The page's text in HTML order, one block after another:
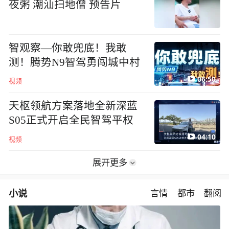
夜粥 潮汕扫地僧 预告片
智观察—你敢兜底！我敢
测！腾势N9智驾勇闯城中村
视频 06:50
天枢领航方案落地全新深蓝
S05正式开启全民智驾平权
视频 04:10
展开更多
小说 言情 都市 翻阅